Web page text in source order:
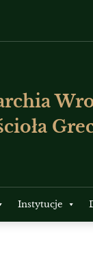
Instytucje